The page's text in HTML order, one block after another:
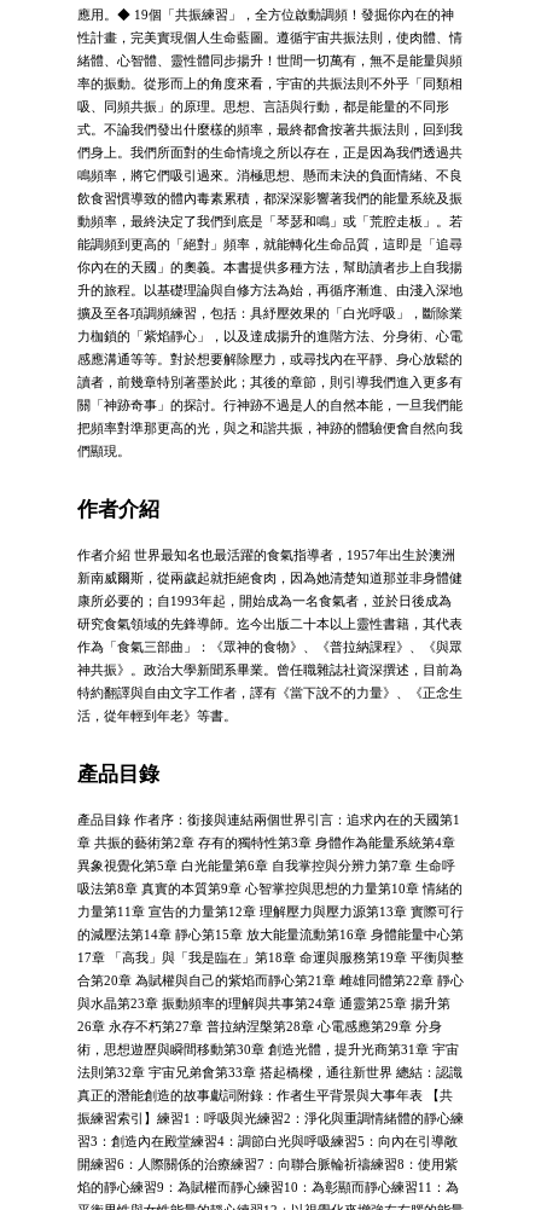
應用。◆ 19個「共振練習」，全方位啟動調頻！發掘你內在的神
性計畫，完美實現個人生命藍圖。遵循宇宙共振法則，使肉體、情
緒體、心智體、靈性體同步揚升！世間一切萬有，無不是能量與頻
率的振動。從形而上的角度來看，宇宙的共振法則不外乎「同類相
吸、同頻共振」的原理。思想、言語與行動，都是能量的不同形
式。不論我們發出什麼樣的頻率，最終都會按著共振法則，回到我
們身上。我們所面對的生命情境之所以存在，正是因為我們透過共
鳴頻率，將它們吸引過來。消極思想、懸而未決的負面情緒、不良
飲食習慣導致的體內毒素累積，都深深影響著我們的能量系統及振
動頻率，最終決定了我們到底是「琴瑟和鳴」或「荒腔走板」。若
能調頻到更高的「絕對」頻率，就能轉化生命品質，這即是「追尋
你內在的天國」的奧義。本書提供多種方法，幫助讀者步上自我揚
升的旅程。以基礎理論與自修方法為始，再循序漸進、由淺入深地
擴及至各項調頻練習，包括：具紓壓效果的「白光呼吸」，斷除業
力枷鎖的「紫焰靜心」，以及達成揚升的進階方法、分身術、心電
感應溝通等等。對於想要解除壓力，或尋找內在平靜、身心放鬆的
讀者，前幾章特別著墨於此；其後的章節，則引導我們進入更多有
關「神跡奇事」的探討。行神跡不過是人的自然本能，一旦我們能
把頻率對準那更高的光，與之和諧共振，神跡的體驗便會自然向我
們顯現。
作者介紹
作者介紹 世界最知名也最活躍的食氣指導者，1957年出生於澳洲
新南威爾斯，從兩歲起就拒絕食肉，因為她清楚知道那並非身體健
康所必要的；自1993年起，開始成為一名食氣者，並於日後成為
研究食氣領域的先鋒導師。迄今出版二十本以上靈性書籍，其代表
作為「食氣三部曲」：《眾神的食物》、《普拉納課程》、《與眾
神共振》。政治大學新聞系畢業。曾任職雜誌社資深撰述，目前為
特約翻譯與自由文字工作者，譯有《當下說不的力量》、《正念生
活，從年輕到年老》等書。
產品目錄
產品目錄 作者序：銜接與連結兩個世界引言：追求內在的天國第1
章 共振的藝術第2章 存有的獨特性第3章 身體作為能量系統第4章
異象視覺化第5章 白光能量第6章 自我掌控與分辨力第7章 生命呼
吸法第8章 真實的本質第9章 心智掌控與思想的力量第10章 情緒的
力量第11章 宣告的力量第12章 理解壓力與壓力源第13章 實際可行
的減壓法第14章 靜心第15章 放大能量流動第16章 身體能量中心第
17章 「高我」與「我是臨在」第18章 命運與服務第19章 平衡與整
合第20章 為賦權與自己的紫焰而靜心第21章 雌雄同體第22章 靜心
與水晶第23章 振動頻率的理解與共事第24章 通靈第25章 揚升第
26章 永存不朽第27章 普拉納涅槃第28章 心電感應第29章 分身
術，思想遊歷與瞬間移動第30章 創造光體，提升光商第31章 宇宙
法則第32章 宇宙兄弟會第33章 搭起橋樑，通往新世界 總結：認識
真正的潛能創造的故事獻詞附錄：作者生平背景與大事年表 【共
振練習索引】練習1：呼吸與光練習2：淨化與重調情緒體的靜心練
習3：創造內在殿堂練習4：調節白光與呼吸練習5：向內在引導敞
開練習6：人際關係的治療練習7：向聯合脈輪祈禱練習8：使用紫
焰的靜心練習9：為賦權而靜心練習10：為彰顯而靜心練習11：為